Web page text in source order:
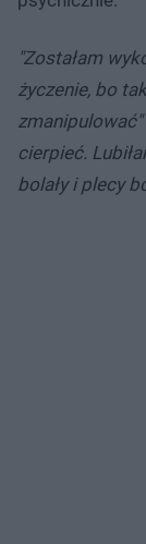
"Zostałam
życzenie, bo
zmanipulować"
cierpieć.
bolały i plecy